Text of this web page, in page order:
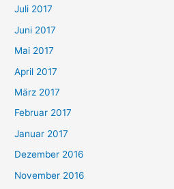
Juli 2017
Juni 2017
Mai 2017
April 2017
März 2017
Februar 2017
Januar 2017
Dezember 2016
November 2016